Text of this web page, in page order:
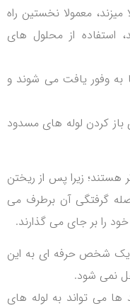
معمولا نخستین راه
از محلول های
به وفور یافت می شوند و
باز کردن لوله های مسدود
زیرا پس از ریختن
گرفتگی آن برطرف می
را بر جای می گذارند.
و یک شخص حرفه ای به این
نمی شود.
ها می تواند به لوله های